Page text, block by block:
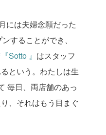
には夫婦念願だった
することができ、
Sotto 』 はスタッフ
という。わたしは生
毎日、両店舗のあっ
、それはもう目まぐ